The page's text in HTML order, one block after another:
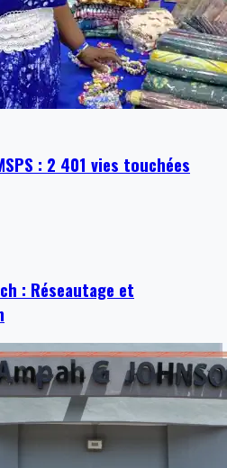
: 2 401 vies touchées
: Réseautage et